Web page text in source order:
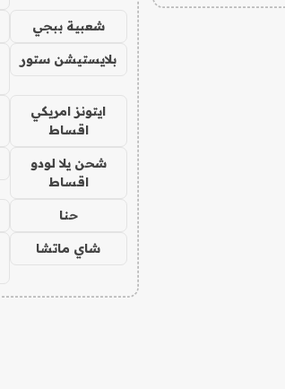
شعبية ببجي
بلايستيشن ستور
ايتونز امريكي
اقساط
شحن يلا لودو
اقساط
حنا
شاي ماتشا